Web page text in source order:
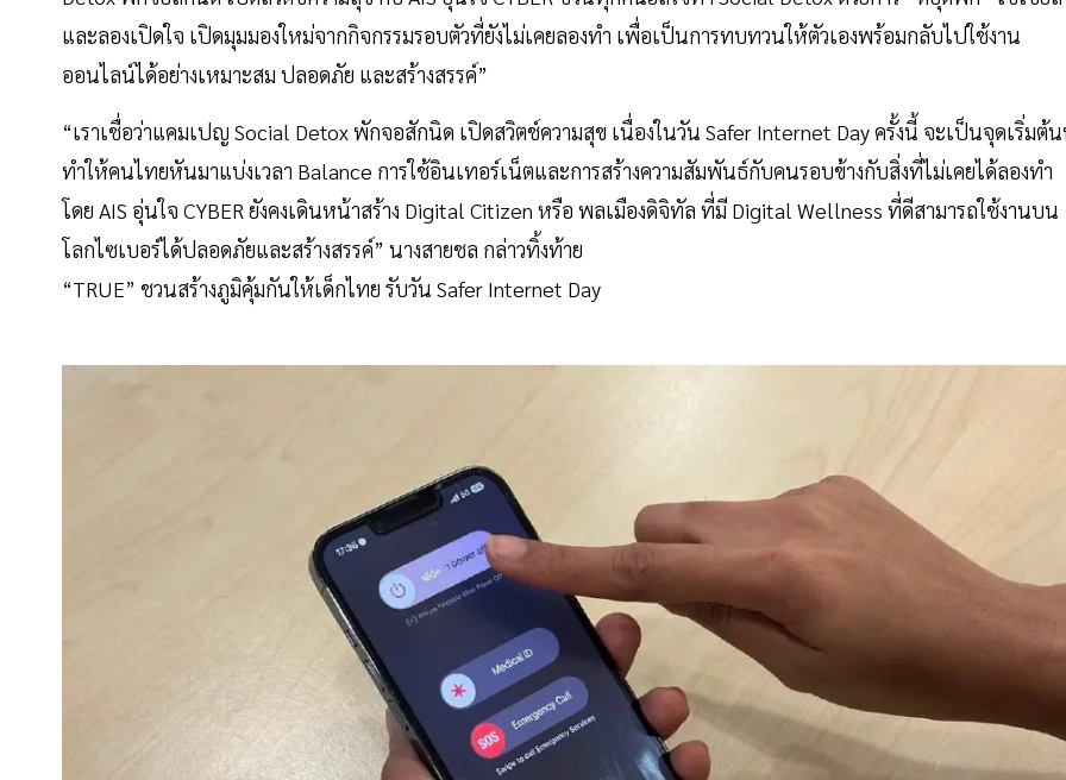
และลองเปิดใจ เปิดมุมมองใหม่จากกิจกรรมรอบตัวที่ยังไม่เคยลองทำ เพื่อเป็นการทบทวนให้ตัวเองพร้อมกลับไปใช้งาน
ออนไลน์ได้อย่างเหมาะสม ปลอดภัย และสร้างสรรค์”
“เราเชื่อว่าแคมเปญ Social Detox พักจอสักนิด เปิดสวิตช์ความสุข เนื่องในวัน Safer Internet Day ครั้งนี้ จะเป็นจุดเริ่มต้
ทำให้คนไทยหันมาแบ่งเวลา Balance การใช้อินเทอร์เน็ตและการสร้างความสัมพันธ์กับคนรอบข้างกับสิ่งที่ไม่เคยได้ลองทำ
โดย AIS อุ่นใจ CYBER ยังคงเดินหน้าสร้าง Digital Citizen หรือ พลเมืองดิจิทัล ที่มี Digital Wellness ที่ดีสามารถใช้งานบน
โลกไซเบอร์ได้ปลอดภัยและสร้างสรรค์” นางสายชล กล่าวทิ้งท้าย
“TRUE” ชวนสร้างภูมิคุ้มกันให้เด็กไทย รับวัน Safer Internet Day